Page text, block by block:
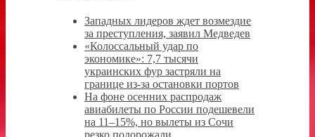
Западных лидеров ждет возмездие
за преступления, заявил Медведев
«Колоссальный удар по
экономике»: 7,7 тысячи
украинских фур застряли на
границе из-за остановки портов
На фоне осенних распродаж
авиабилеты по России подешевели
на 11–15%, но вылеты из Сочи
резко подорожали